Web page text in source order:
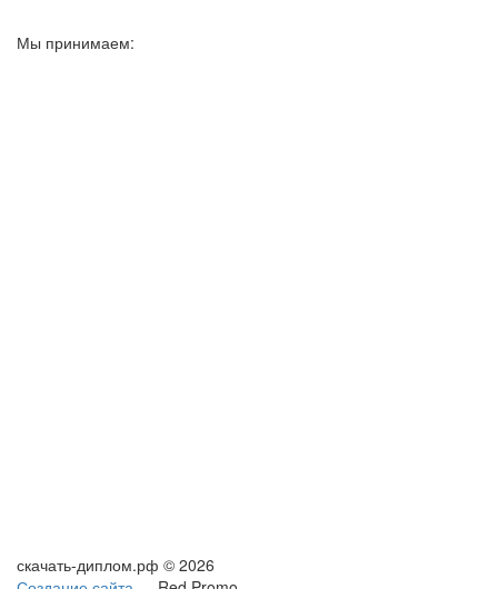
Мы принимаем:
скачать-диплом.рф © 2026